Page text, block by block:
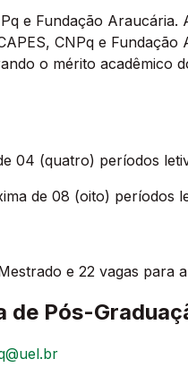
e Fundação Araucária.
CNPq e
o mérito acadêmico
04 (quatro) períodos
de 08 (oito) períodos
e 22 vagas para
de Pós-